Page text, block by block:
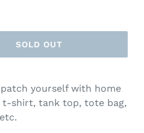
SOLD OUT
yourself with home
shirt, tank top, tote bag,